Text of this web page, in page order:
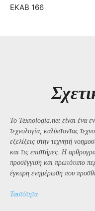
ΕΚΑΒ 166
Το Texnologia.net είναι ένα
τεχνολογία, καλύπτοντας
εξελίξεις στην τεχνητή
και τις επιστήμες. Η
προσέγγιση και πρωτότυπο
έγκυρη ενημέρωση που
Ταυτότητα